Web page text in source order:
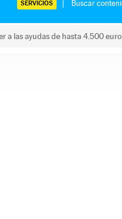
SERVICIOS
a las ayudas de hasta 4.500 euro